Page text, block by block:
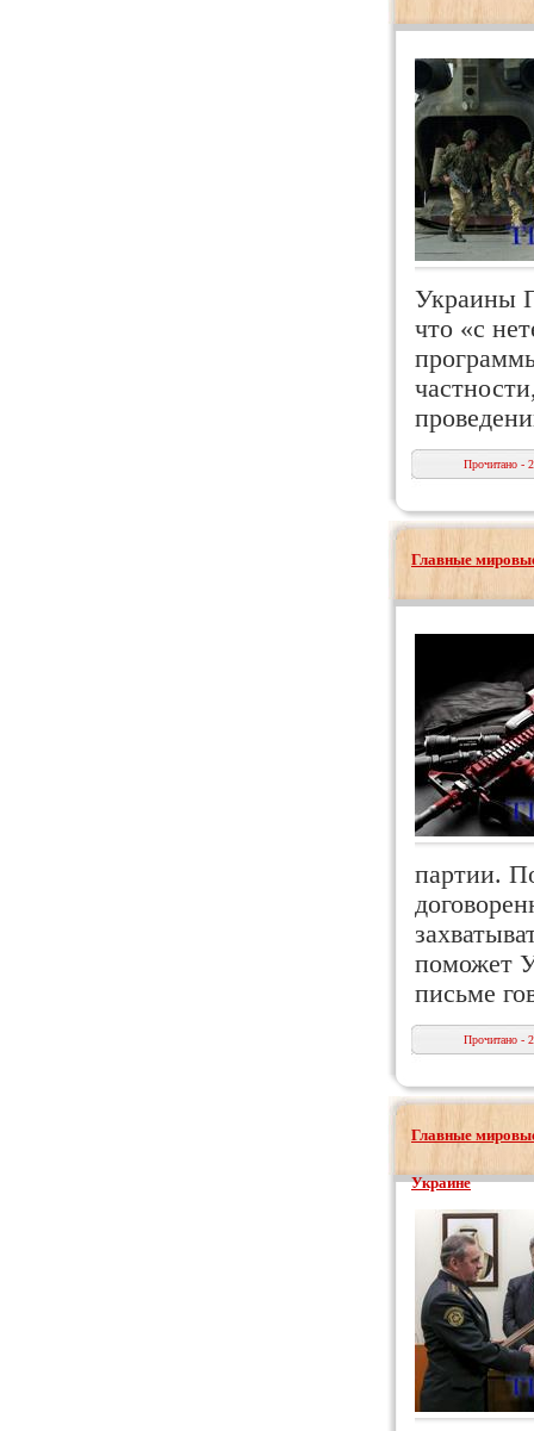
Украины
что «с
Прочитано -
Главные
партии.
поможет
письме
Прочитано -
Главные
Украине